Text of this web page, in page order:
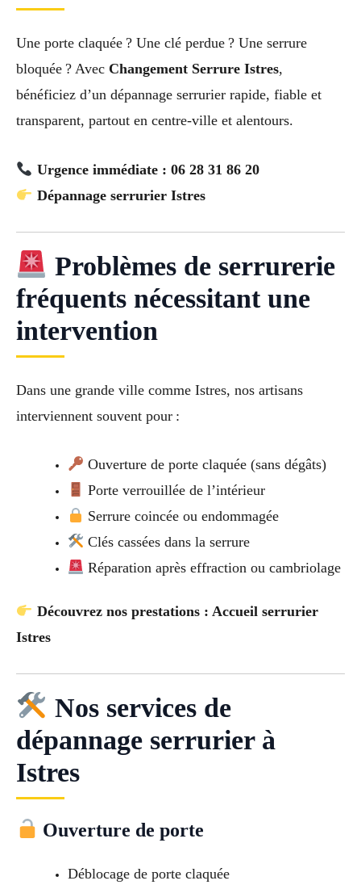
Une porte claquée ? Une clé perdue ? Une serrure
bloquée ? Avec Changement Serrure Istres,
bénéficiez d’un dépannage serrurier rapide, fiable et
transparent, partout en centre-ville et alentours.
Urgence immédiate : 06 28 31 86 20
Dépannage serrurier Istres
Problèmes de serrurerie
fréquents nécessitant une
intervention
Dans une grande ville comme Istres, nos artisans
interviennent souvent pour :
Ouverture de porte claquée (sans dégâts)
Porte verrouillée de l’intérieur
Serrure coincée ou endommagée
Clés cassées dans la serrure
Réparation après effraction ou cambriolage
Découvrez nos prestations : Accueil serrurier
Istres
Nos services de
dépannage serrurier à
Istres
Ouverture de porte
Déblocage de porte claquée